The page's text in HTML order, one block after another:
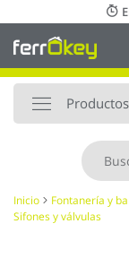
al
contenido
Productos
Inicio Fontanería y
Sifones y válvulas